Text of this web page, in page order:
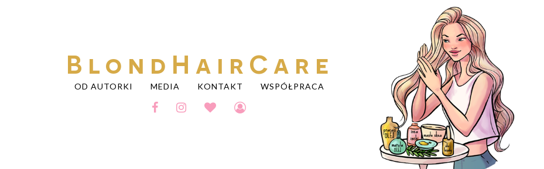
BlondHairCare
OD AUTORKI MEDIA KONTAKT WSPÓŁPRACA